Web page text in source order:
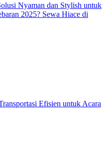
Nyaman dan Stylish untuk
2025? Sewa Hiace di
Efisien untuk Acara